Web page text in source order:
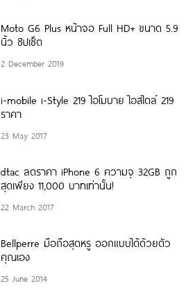
Moto G6 Plus หน้าจอ Full HD+ ขนาด 5.9
นิ้ว ชิปเซ็ต
2 December 2019
i-mobile i-Style 219 ไอโมบาย ไอสไตล์ 219
ราคา
23 May 2017
dtac ลดราคา iPhone 6 ความจุ 32GB ถูก
สุดเพียง 11,000 บาทเท่านั้น!
22 March 2017
Bellperre มือถือสุดหรู ออกแบบได้ด้วยตัว
คุณเอง
25 June 2014